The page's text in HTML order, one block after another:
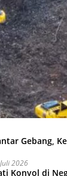
Gebang,
2026
Konyol di